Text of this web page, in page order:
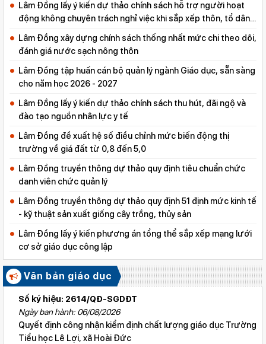
Lâm Đồng lấy ý kiến dự thảo chính sách hỗ trợ người hoạt
động không chuyên trách nghỉ việc khi sắp xếp thôn, tổ dân
phố
Lâm Đồng xây dựng chính sách thống nhất mức chi theo dõi,
đánh giá nước sạch nông thôn
Lâm Đồng tập huấn cán bộ quản lý ngành Giáo dục, sẵn sàng
cho năm học 2026 - 2027
Lâm Đồng lấy ý kiến dự thảo chính sách thu hút, đãi ngộ và
đào tạo nguồn nhân lực y tế
Lâm Đồng đề xuất hệ số điều chỉnh mức biến động thị
trường về giá đất từ 0,8 đến 5,0
Lâm Đồng truyền thông dự thảo quy định tiêu chuẩn chức
danh viên chức quản lý
Lâm Đồng truyền thông dự thảo quy định 51 định mức kinh tế
- kỹ thuật sản xuất giống cây trồng, thủy sản
Lâm Đồng lấy ý kiến phương án tổng thể sắp xếp mạng lưới
cơ sở giáo dục công lập
Văn bản giáo dục
Số ký hiệu: 2614/QĐ-SGDĐT
Ngày ban hành: 06/08/2026
Quyết định công nhận kiểm định chất lượng giáo dục Trường
Tiểu học Lê Lợi, xã Hoài Đức